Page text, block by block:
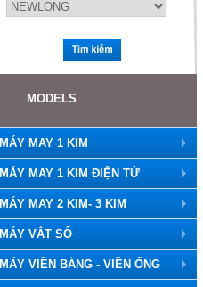
MODELS
MÁY MAY 1 KIM
MÁY MAY 1 KIM ĐIỆN TỬ
MÁY MAY 2 KIM- 3 KIM
MÁY VẮT SỔ
MÁY VIỀN BẰNG - VIỀN ỐNG